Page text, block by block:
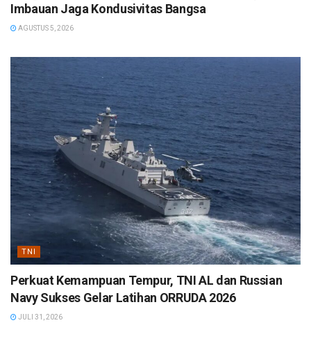
Imbauan Jaga Kondusivitas Bangsa
AGUSTUS 5, 2026
TNI
Perkuat Kemampuan Tempur, TNI AL dan Russian
Navy Sukses Gelar Latihan ORRUDA 2026
JULI 31, 2026